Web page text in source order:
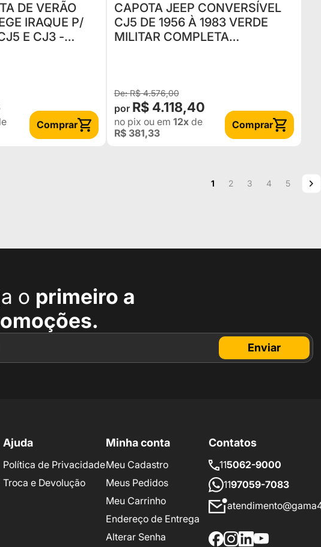
DE VERÃO
IRAQUE P/
E CJ3 -
Comprar
CAPOTA JEEP CONVERSÍVEL
CJ5 DE 1956 À 1983 VERDE
MILITAR COMPLETA
R$ 4.576,00
R$ 4.118,40
no pix ou em 12xde
R$ 381,33
Comprar
Página
Você esta lendo a pagina
1 Página
2 Página
3 Página
4 Página
5
o primeiro a
Enviar
Ajuda
Política de Privacidade
Troca e Devolução
Minha conta
Meu Cadastro
Meus Pedidos
Meu Carrinho
Endereço de Entrega
Alterar Senha
Contatos
115062-9000
1197059-7083